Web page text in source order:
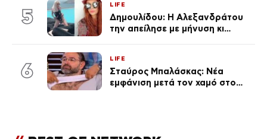
εκ. likes
5
LIFE
Δημουλίδου: Η Αλεξανδράτου
την απείλησε με μήνυση κι
ποια είσαι σοκαρίστικα»
6
LIFE
Σταύρος Μπαλάσκας: Νέα
εμφάνιση μετά τον χαμό στο